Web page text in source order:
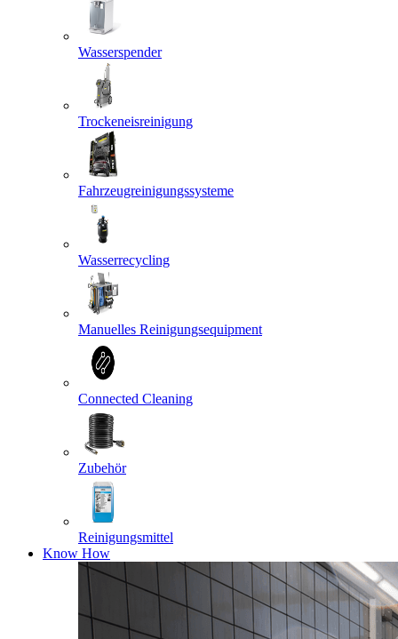
Wasserspender
Trockeneisreinigung
Fahrzeugreinigungssysteme
Wasserrecycling
Manuelles Reinigungsequipment
Connected Cleaning
Zubehör
Reinigungsmittel
Know How